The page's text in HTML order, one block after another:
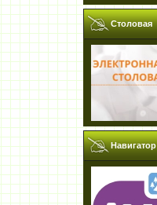
Столовая
Навигатор